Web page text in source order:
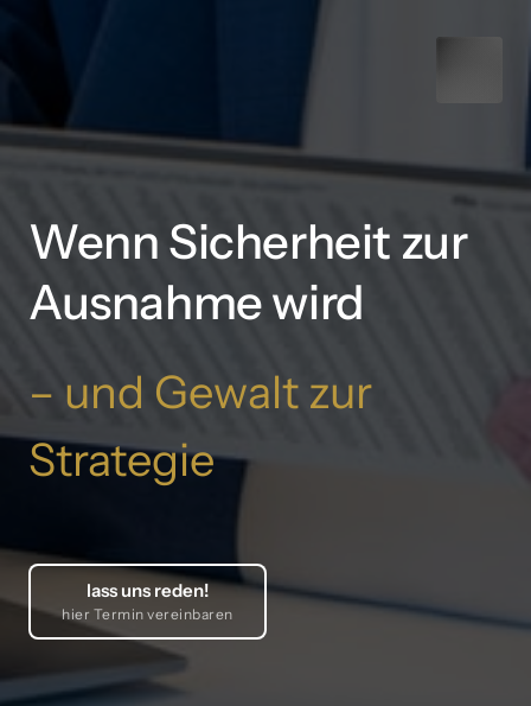
Wenn Sicherheit zur
Ausnahme wird
– und Gewalt
Strategie
lass uns reden!
hier Termin vereinbaren